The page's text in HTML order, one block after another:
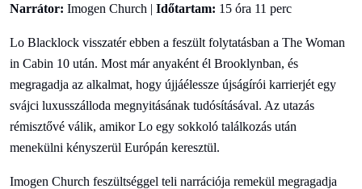
Narrátor: Imogen Church | Időtartam: 15 óra 11 perc
Lo Blacklock visszatér ebben a feszült folytatásban a The Woman
in Cabin 10 után. Most már anyaként él Brooklynban, és
megragadja az alkalmat, hogy újjáélessze újságírói karrierjét egy
svájci luxusszálloda megnyitásának tudósításával. Az utazás
rémisztővé válik, amikor Lo egy sokkoló találkozás után
menekülni kényszerül Európán keresztül.
Imogen Church feszültséggel teli narrációja remekül megragadja